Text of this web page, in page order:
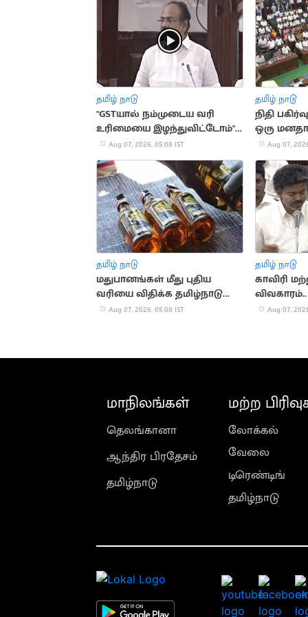
தமிழ் நாடு
"GSTயால் நம்முடைய வரி
உரிமையை இழந்துவிட்டோம்"..
தங்கம் தென்னரசு
Aug 07, 2026, 05:08 IST
தமிழ் நாடு
நிதி
ஒரு
Aug 07,
தமிழ் நாடு
மதுபானங்கள் மீது புதிய
வரியை விதிக்க தமிழ்நாடு
அரசு முடிவு
Aug 07, 2026, 05:08 IST
தமிழ் நாடு
காவிரி
விவாதம்
Aug 07,
மாநிலங்கள்
தெலங்கானா
ஆந்திர பிரதேசம்
தமிழ்நாடு
மற்ற
லோக்கல்
வேலை
டிரெண்டிங்
தமிழ்நாடு